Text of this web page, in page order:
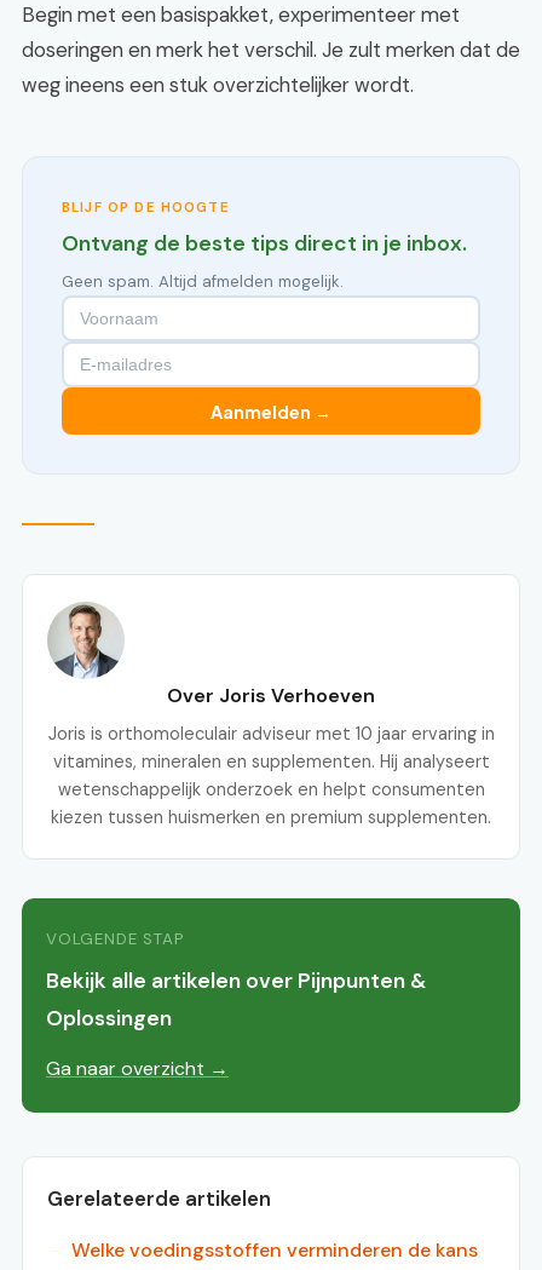
Begin met een basispakket, experimenteer met
doseringen en merk het verschil. Je zult merken dat de
weg ineens een stuk overzichtelijker wordt.
BLIJF OP DE HOOGTE
Ontvang de beste tips direct in je inbox.
Geen spam. Altijd afmelden mogelijk.
Aanmelden →
Over Joris Verhoeven
Joris is orthomoleculair adviseur met 10 jaar ervaring in
vitamines, mineralen en supplementen. Hij analyseert
wetenschappelijk onderzoek en helpt consumenten
kiezen tussen huismerken en premium supplementen.
VOLGENDE STAP
Bekijk alle artikelen over Pijnpunten &
Oplossingen
Ga naar overzicht →
Gerelateerde artikelen
Welke voedingsstoffen verminderen de kans